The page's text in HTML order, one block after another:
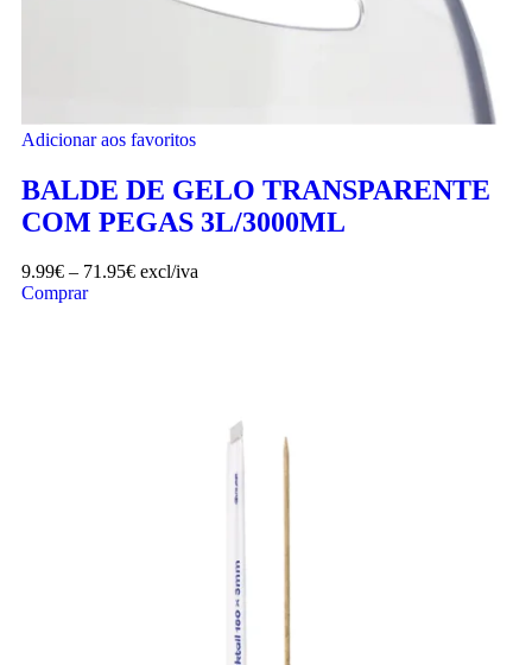
Adicionar aos favoritos
BALDE DE GELO TRANSPARENTE
COM PEGAS 3L/3000ML
9.99€ – 71.95€ excl/iva
Comprar